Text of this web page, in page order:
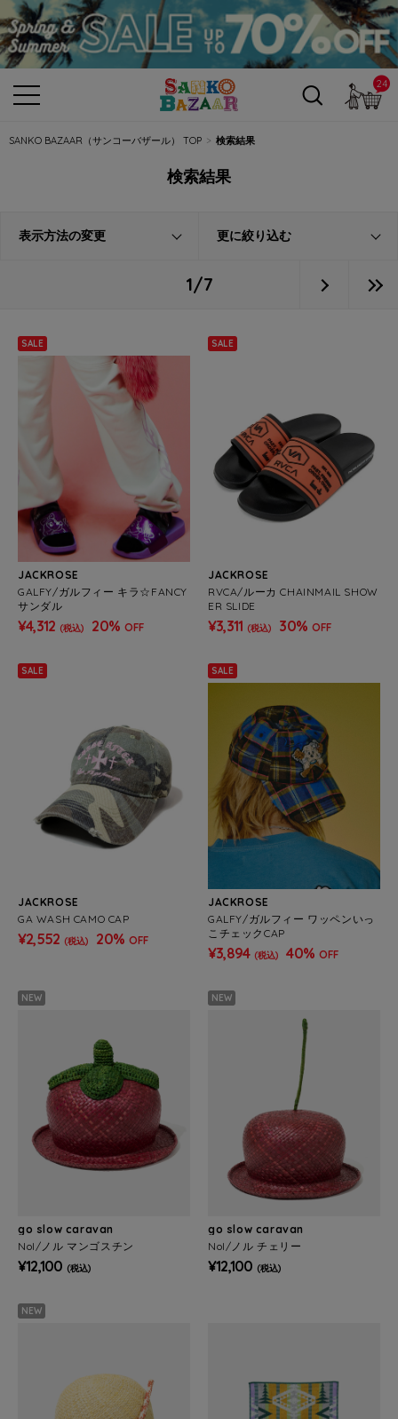
24カ
SANKO BAZAAR（サンコーバザール） TOP 検索結果
検索結果
表示方法の変更 更に絞り込む
1/7
SALE
JACKROSE
GALFY/ガルフィー キラ☆FANCY
サンダル
¥4,312 (税込) 20% OFF
SALE
JACKROSE
RVCA/ルーカ CHAINMAIL SHOW
ER SLIDE
¥3,311 (税込) 30% OFF
SALE
JACKROSE
GA WASH CAMO CAP
¥2,552 (税込) 20% OFF
SALE
JACKROSE
GALFY/ガルフィー ワッペンいっ
こチェックCAP
¥3,894 (税込) 40% OFF
NEW
go slow caravan
Nol/ノル マンゴスチン
¥12,100 (税込)
NEW
go slow caravan
Nol/ノル チェリー
¥12,100 (税込)
NEW